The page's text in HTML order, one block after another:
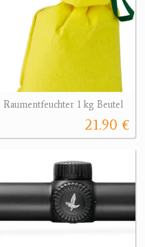
Raumentfeuchter 1 kg Beutel
21.90 €